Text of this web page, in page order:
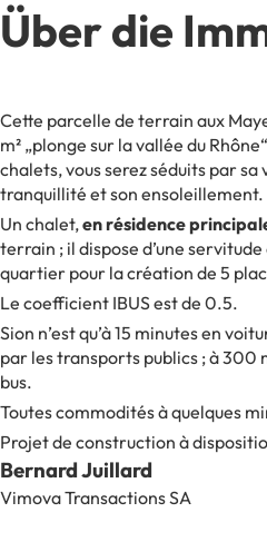
Über die
Cette parcelle de terrain aux
m² „plonge sur la vallée du
chalets, vous serez séduits par
tranquillité et son ensoleillement.
Un chalet,en résidence
terrain ; il dispose d’une
quartier pour la création de 5
Le coefficient IBUS est de 0.5.
Sion n’est qu’à 15 minutes en
par les transports publics ; à 300
bus.
Toutes commodités à quelques
Projet de construction à
Bernard Juillard
Vimova Transactions SA